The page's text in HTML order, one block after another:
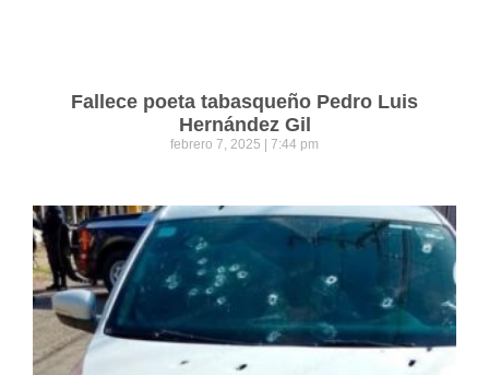
Fallece poeta tabasqueño Pedro Luis
Hernández Gil
febrero 7, 2025 7:44 pm